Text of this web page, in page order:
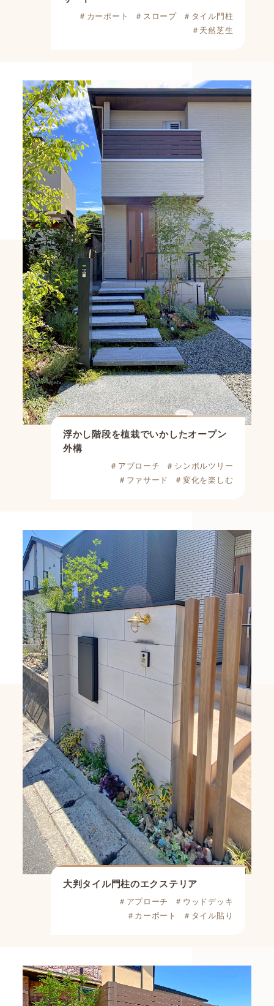
＃カーポート ＃スロープ
＃タイル門柱
＃天然芝生
浮かし階段を植栽でいかしたオープン
外構
＃アプローチ
＃シンボルツリー
＃ファサード
＃変化を楽しむ
大判タイル門柱のエクステリア
＃アプローチ
＃ウッドデッキ
＃カーポート
＃タイル貼り